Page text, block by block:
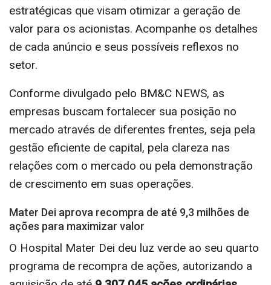
estratégicas que visam otimizar a geração de
valor para os acionistas. Acompanhe os detalhes
de cada anúncio e seus possíveis reflexos no
setor.
Conforme divulgado pelo BM&C NEWS, as
empresas buscam fortalecer sua posição no
mercado através de diferentes frentes, seja pela
gestão eficiente de capital, pela clareza nas
relações com o mercado ou pela demonstração
de crescimento em suas operações.
Mater Dei aprova recompra de até 9,3 milhões de
ações para maximizar valor
O Hospital Mater Dei deu luz verde ao seu quarto
programa de recompra de ações, autorizando a